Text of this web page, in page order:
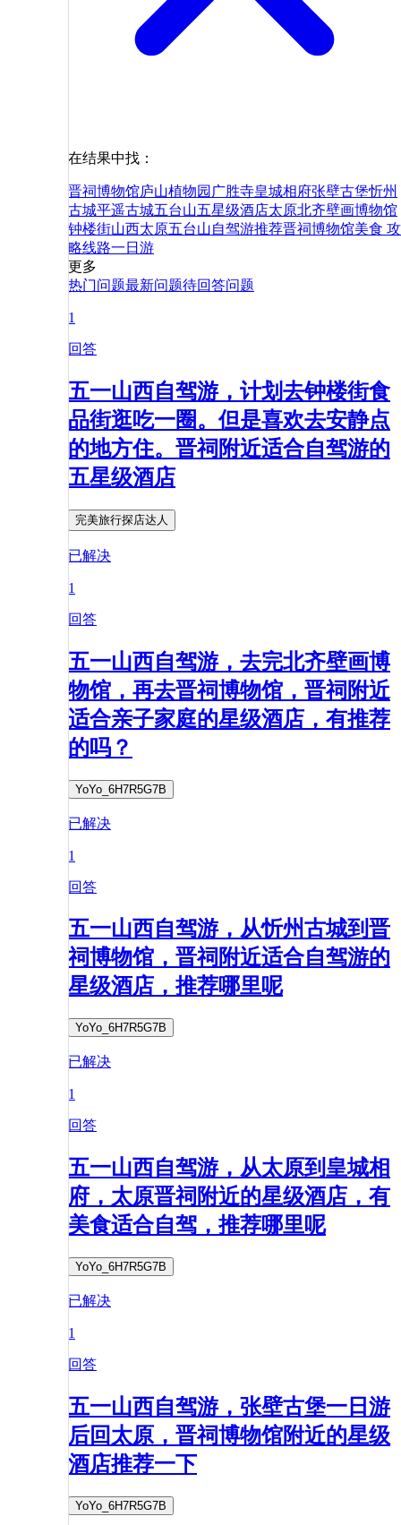
在结果中找：
晋祠博物馆庐山植物园 广胜寺皇城相府张壁古堡忻州
古城平遥古城五台山五星级酒店太原北齐壁画博物馆
钟楼街山西太原五台山自驾游推荐晋祠博物馆美食 攻
略线路一日游
更多
热门问题最新问题待回答问题
1
回答
五一山西自驾游，计划去钟楼街食
品街逛吃一圈。但是喜欢去安静点
的地方住。晋祠附近适合自驾游的
五星级酒店
完美旅行探店达人
已解决
1
回答
五一山西自驾游，去完北齐壁画博
物馆，再去晋祠博物馆，晋祠附近
适合亲子家庭的星级酒店，有推荐
的吗？
YoYo_6H7R5G7B
已解决
1
回答
五一山西自驾游，从忻州古城到晋
祠博物馆，晋祠附近适合自驾游的
星级酒店，推荐哪里呢
YoYo_6H7R5G7B
已解决
1
回答
五一山西自驾游，从太原到皇城相
府，太原晋祠附近的星级酒店，有
美食适合自驾，推荐哪里呢
YoYo_6H7R5G7B
已解决
1
回答
五一山西自驾游，张壁古堡一日游
后回太原，晋祠博物馆附近的星级
酒店推荐一下
YoYo_6H7R5G7B